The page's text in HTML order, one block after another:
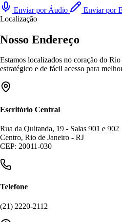
Enviar por Áudio
Enviar por
Localização
Nosso Endereço
Estamos localizados no coração do
estratégico e de fácil acesso para
Escritório Central
Rua da Quitanda, 19 - Salas 901 e 902
Centro, Rio de Janeiro - RJ
CEP: 20011-030
Telefone
(21) 2220-2112